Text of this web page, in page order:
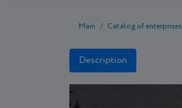
Main Catalog of enterprises
Description